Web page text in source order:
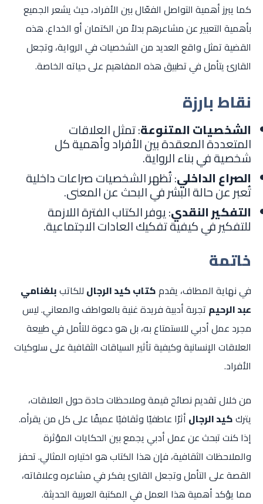
كما يبرز أهمية التواصل الفعّال بين الأفراد، حيث يشعر الجميع
بأهمية التعبير عن مشاعرهم بدلاً من الكتمان أو الخداع. هذه
القضية تمثل واقع العديد من الشخصيات في الرواية، وتجعل
القارئ يتأمل في تطبيق هذه المفاهيم على حياته الخاصة.
نقاط بارزة
الشخصيات المتنوعة: تمثل العلاقات
المتعددة المعقدة بين الأفراد وأهمية كل
شخصية في بناء الرواية.
الصراع الداخلي: تُظهر الشخصيات صراعات داخلية
تُعبر عن حالة البشر في البحث عن المعنى.
التفكير النقدي: يوفر الكتاب الفترة اللازمة
للتفكير في كيفية تفكيك العادات الاجتماعية.
خاتمة
في نهاية المطاف، يقدمكتاب كيد الرجال للكاتببلغنامي
عبد الرحيم تجربة أدبية فريدة غنية بالعواطف والمعاني. ليس
مجرد عمل أدبي للاستمتاع به، بل هو دعوة للتأمل في طبيعة
العلاقات الإنسانية وكيفية تأثير السياقات الثقافية على سلوكيات
الأفراد.
من خلال تقديم نصائح قيمة وملاحظات حادة حول العلاقات،
يترككيد الرجال أثرًا عاطفيًا وثقافيًا عميقًا على كل من يقرأه.
إذا كنت تبحث عن عمل أدبي يجمع بين الحكايات المؤثرة
والملاحظات الثقافية، فإن هذا الكتاب هو اختياره المثالي. تحفز
القصة على التأمل وتجعل القارئ يفكر في مشاعره وعلاقاته،
مما يؤكد أهمية هذا العمل في المكتبة العربية الحديثة.